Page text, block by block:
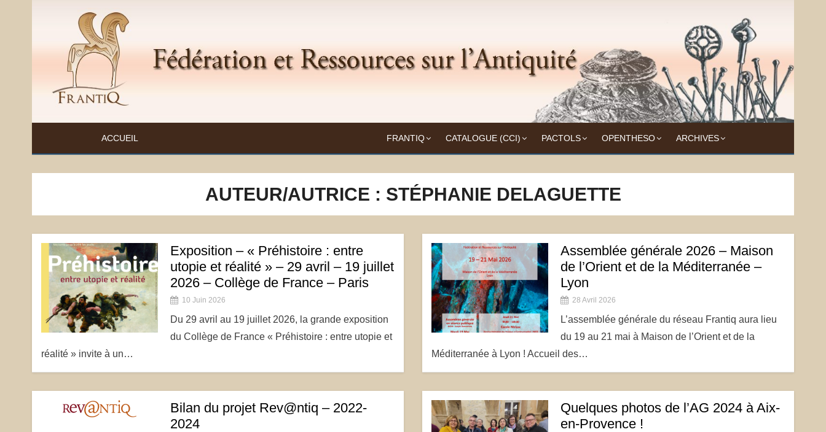
Frantiq
FÉDÉRATION ET RESSOURCES SUR L'ANTIQUITÉ
ACCUEIL FRANTIQ CATALOGUE (CCI) PACTOLS OPENTHESO ARCHIVES
AUTEUR/AUTRICE : STÉPHANIE DELAGUETTE
Exposition – « Préhistoire : entre
utopie et réalité » – 29 avril – 19 juillet
2026 – Collège de France – Paris
10 Juin 2026
Du 29 avril au 19 juillet 2026, la grande exposition
du Collège de France « Préhistoire : entre utopie et
réalité » invite à un…
Assemblée générale 2026 – Maison
de l’Orient et de la Méditerranée –
Lyon
28 Avril 2026
L’assemblée générale du réseau Frantiq aura lieu
du 19 au 21 mai à Maison de l’Orient et de la
Méditerranée à Lyon ! Accueil des…
Bilan du projet Rev@ntiq – 2022-
2024
Quelques photos de l’AG 2024 à Aix-
en-Provence !